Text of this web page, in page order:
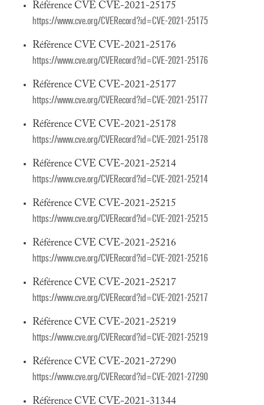
Référence CVE CVE-2021-25175
https://www.cve.org/CVERecord?id=CVE-2021-25175
Référence CVE CVE-2021-25176
https://www.cve.org/CVERecord?id=CVE-2021-25176
Référence CVE CVE-2021-25177
https://www.cve.org/CVERecord?id=CVE-2021-25177
Référence CVE CVE-2021-25178
https://www.cve.org/CVERecord?id=CVE-2021-25178
Référence CVE CVE-2021-25214
https://www.cve.org/CVERecord?id=CVE-2021-25214
Référence CVE CVE-2021-25215
https://www.cve.org/CVERecord?id=CVE-2021-25215
Référence CVE CVE-2021-25216
https://www.cve.org/CVERecord?id=CVE-2021-25216
Référence CVE CVE-2021-25217
https://www.cve.org/CVERecord?id=CVE-2021-25217
Référence CVE CVE-2021-25219
https://www.cve.org/CVERecord?id=CVE-2021-25219
Référence CVE CVE-2021-27290
https://www.cve.org/CVERecord?id=CVE-2021-27290
Référence CVE CVE-2021-31344